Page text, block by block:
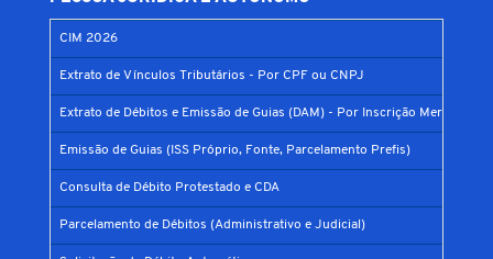
CIM 2026
Extrato de Vínculos Tributários - Por CPF ou CNPJ
Extrato de Débitos e Emissão de Guias (DAM) - Por Inscrição Mercantil
Emissão de Guias (ISS Próprio, Fonte, Parcelamento Prefis)
Consulta de Débito Protestado e CDA
Parcelamento de Débitos (Administrativo e Judicial)